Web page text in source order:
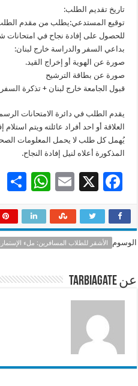
تاريخ تقديم الطلب:
توقيع المستدعي:يطلب من مقدم الطلب
بداعي السفر والدراسة خارج لبنان:
صورة عن الهوية أو إخراج القيد.
صورة عن بطاقة الترشيح
قبول الجامعة خارج لبنان + تذكرة
يقدم الطلب في دائرة الامتحانات
العلاقة أو احد أفراد عائلته ويتم
يُهمل كل طلب لا يحمل المعلومات
المذكورة أعلاه لنيل إفادة النجاح.
F
e
b
o
k
X
E
ai
l
W
at
sA
p
الوسوم الأشقر للطلاب المسافرين: ملء
عن tarbiagate